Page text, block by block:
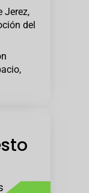
Jerez,
del